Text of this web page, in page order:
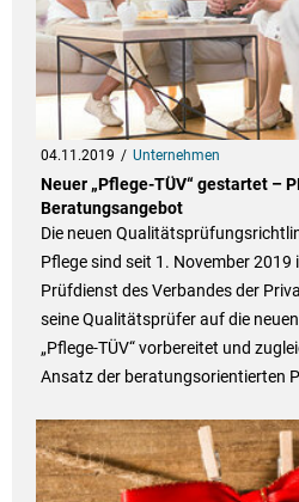
04.11.2019 Unternehmen
Neuer „Pflege-TÜV“ gestartet –
Beratungsangebot
Die neuen
Pflege sind seit 1. November
Prüfdienst des Verbandes der
seine Qualitätsprüfer auf die
„Pflege-TÜV“ vorbereitet und
Ansatz der beratungsorientierten